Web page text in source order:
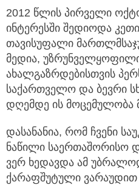
2012 წლის პირველი
ინტერესში შედიოდა
თავისუფალი
მედია,
ახალგაზრდებისთვის
საქართველო და ბევრი
დღემდე ის მოცემულობა
დასანანია, რომ ჩვენი
ნაწილი საერთაშორისო
ვერ ხედავდა ამ
ქარაფშუტული